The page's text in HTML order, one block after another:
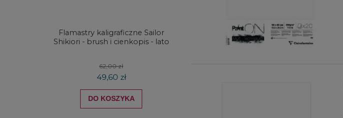
Flamastry kaligraficzne Sailor
Shikiori - brush i cienkopis - lato
62,00 zł
49,60 zł
DO KOSZYKA
Kredki Koh-i-noor Polycolor
DRAWING GREY LINE - 12